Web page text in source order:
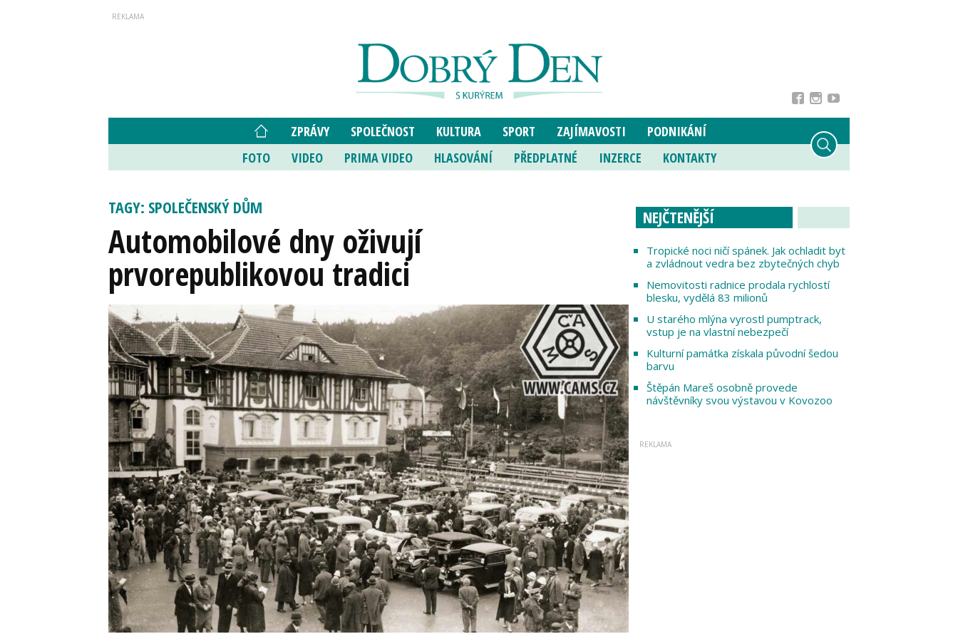
ZPRÁVY SPOLEČNOST KULTURA SPORT ZAJÍMAVOSTI
PODNIKÁNÍ
FOTO
VIDEO PRIMA VIDEO HLASOVÁNÍ PŘEDPLATNÉ INZERCE KONTAKTY
TAGY: SPOLEČENSKÝ DŮM
Automobilové dny oživují
prvorepublikovou tradici
NEJČTENĚJŠÍ
Tropické noci ničí spánek. Jak ochladit byt
a zvládnout vedra bez zbytečných chyb
Nemovitosti radnice prodala rychlostí
blesku, vydělá 83 milionů
U starého mlýna vyrostl pumptrack,
vstup je na vlastní nebezpečí
Kulturní památka získala původní šedou
barvu
Štěpán Mareš osobně provede
návštěvníky svou výstavou v Kovozoo